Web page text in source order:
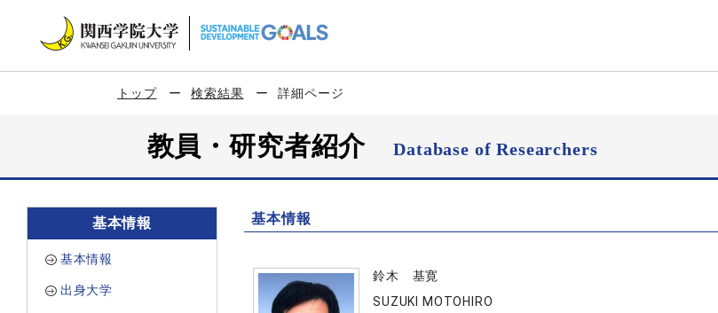
トップ 検索結果 詳細ページ
教員・研究者紹介Database of Researchers
基本情報
基本情報
出身大学
基本情報
鈴木 基寛
SUZUKI MOTOHIRO